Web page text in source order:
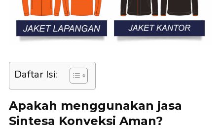
Daftar Isi:
Apakah menggunakan jasa
Sintesa Konveksi Aman?